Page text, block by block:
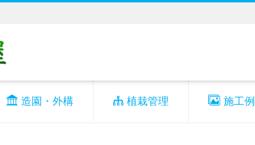
造園・外構 植栽管理 施工例